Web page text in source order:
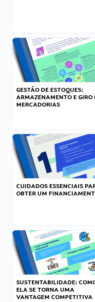
GESTÃO DE ESTOQUES:
ARMAZENAMENTO E GIRO
MERCADORIAS
CUIDADOS ESSENCIAIS
OBTER UM
SUSTENTABILIDADE:
ELA SE TORNA UMA
VANTAGEM COMPETITIVA